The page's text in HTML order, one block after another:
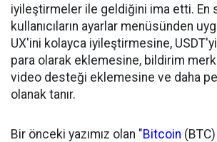
iyileştirmeler ile geldiğini ima etti. En
kullanıcıların ayarlar menüsünden
UX'ini kolayca iyileştirmesine,
para olarak eklemesine, bildirim
video desteği eklemesine ve daha
olanak tanır.
Bir önceki yazımız olan "Bitcoin